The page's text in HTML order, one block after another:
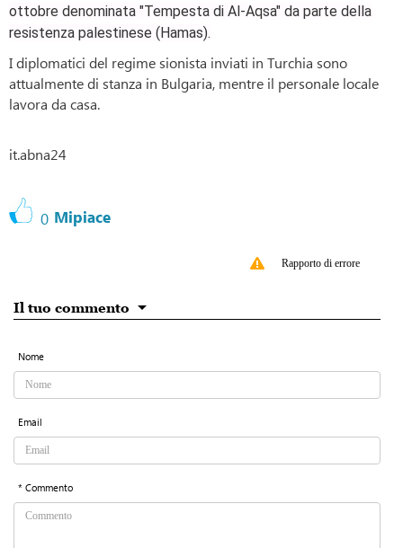
ottobre denominata "Tempesta di Al-Aqsa" da parte della
resistenza palestinese (Hamas).
I diplomatici del regime sionista inviati in Turchia sono
attualmente di stanza in Bulgaria, mentre il personale locale
lavora da casa.
it.abna24
0 Mipiace
Rapporto di errore
Il tuo commento
Nome
Email
* Commento